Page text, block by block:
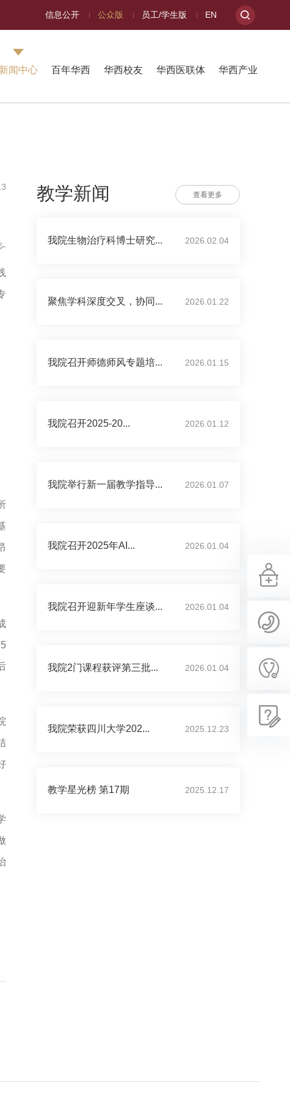
信息公开 公众版 员工/学生版 EN
新闻中心 百年华西 华西校友 华西医联体 华西产业
教学新闻 查看更多
我院生物治疗科博士研究... 2026.02.04
聚焦学科深度交叉，协同... 2026.01.22
我院召开师德师风专题培... 2026.01.15
我院召开2025-20... 2026.01.12
我院举行新一届教学指导... 2026.01.07
我院召开2025年AI... 2026.01.04
我院召开迎新年学生座谈... 2026.01.04
我院2门课程获评第三批... 2026.01.04
我院荣获四川大学202... 2025.12.23
教学星光榜 第17期 2025.12.17